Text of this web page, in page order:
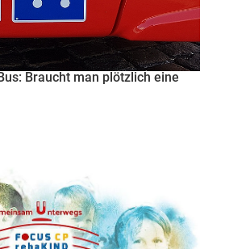
Braucht man plötzlich eine